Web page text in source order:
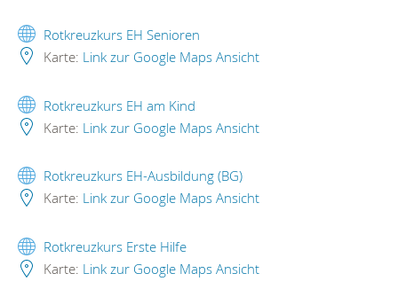
Rotkreuzkurs EH Senioren
Karte: Link zur Google Maps Ansicht
Rotkreuzkurs EH am Kind
Karte: Link zur Google Maps Ansicht
Rotkreuzkurs EH-Ausbildung (BG)
Karte: Link zur Google Maps Ansicht
Rotkreuzkurs Erste Hilfe
Karte: Link zur Google Maps Ansicht